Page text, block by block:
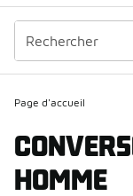
Page d'accueil
HOMME